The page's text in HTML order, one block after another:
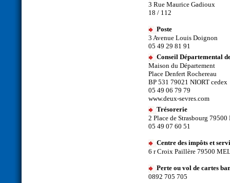
3 Rue Maurice Gadioux
18 / 112
Poste
3 Avenue Louis Doignon
05 49 29 81 91
Conseil Départemental
Maison du Département
Place Denfert Rochereau
BP 531 79021 NIORT cedex
05 49 06 79 79
www.deux-sevres.com
Trésorerie
2 Place de Strasbourg
05 49 07 60 51
Centre des impôts et
6 r Croix
Perte ou vol de cartes
0892 705 705